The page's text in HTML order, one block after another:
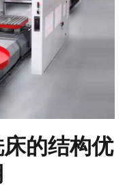
的结构优